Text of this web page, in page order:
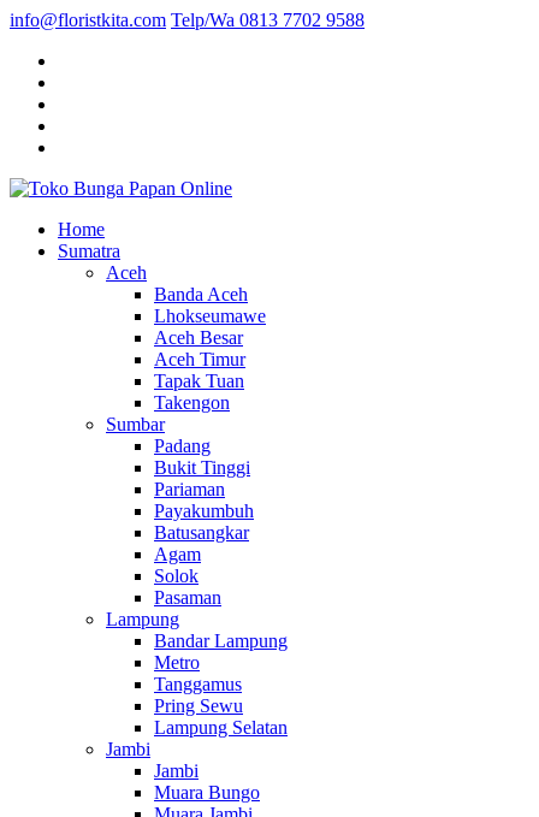
info@floristkita.com Telp/Wa 0813 7702 9588
Toko Bunga Papan Online
Karangan Bunga Kirim Langsung – Cepat di Medan
Home
Sumatra
Aceh
Banda Aceh
Lhokseumawe
Aceh Besar
Aceh Timur
Tapak Tuan
Takengon
Sumbar
Padang
Bukit Tinggi
Pariaman
Payakumbuh
Batusangkar
Agam
Solok
Pasaman
Lampung
Bandar Lampung
Metro
Tanggamus
Pring Sewu
Lampung Selatan
Jambi
Jambi
Muara Bungo